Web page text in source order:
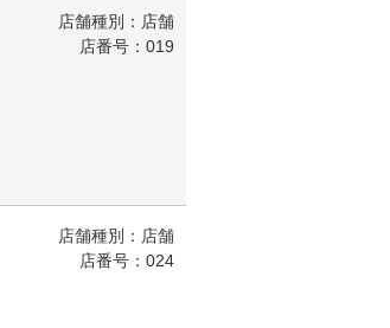
店舗種別：店舗
店番号：019
店舗種別：店舗
店番号：024